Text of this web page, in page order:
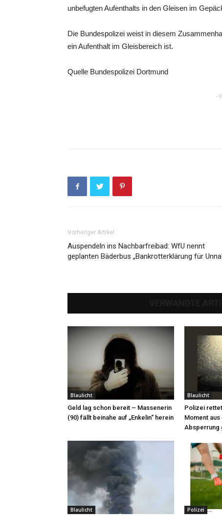
unbefugten Aufenthalts in den Gleisen im
Die Bundespolizei weist in diesem
ein Aufenthalt im Gleisbereich ist.
Quelle Bundespolizei Dortmund
-
Vorheriger Artikel
Auspendeln ins Nachbarfreibad: WfU nennt
geplanten Bäderbus „Bankrotterklärung für
Blaulicht
Geld lag schon bereit – Massenerin
(90) fällt beinahe auf „Enkelin“ herein
Blaulicht
Polizei
Moment
Absperrung
Blaulicht Polizei